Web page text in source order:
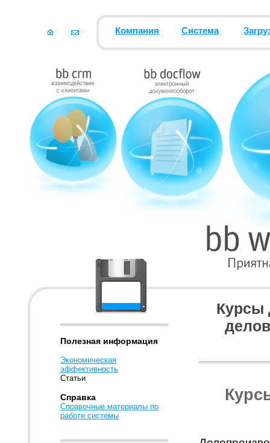
Компания Система
Полезная информация
Экономическая
эффективность
Статьи
Справка
Справочные материалы по
работе системы
Курсы